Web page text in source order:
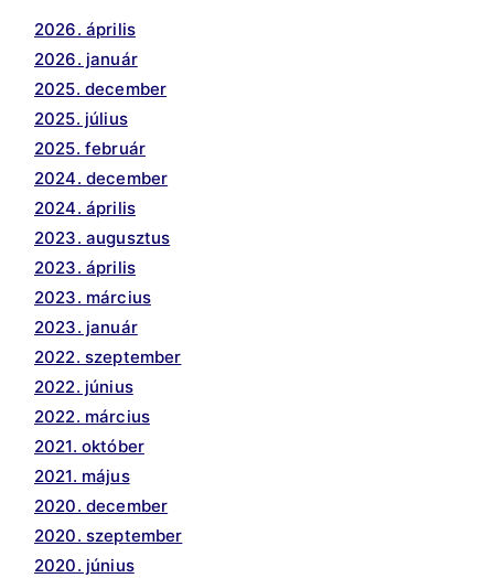
2026. április
2026. január
2025. december
2025. július
2025. február
2024. december
2024. április
2023. augusztus
2023. április
2023. március
2023. január
2022. szeptember
2022. június
2022. március
2021. október
2021. május
2020. december
2020. szeptember
2020. június